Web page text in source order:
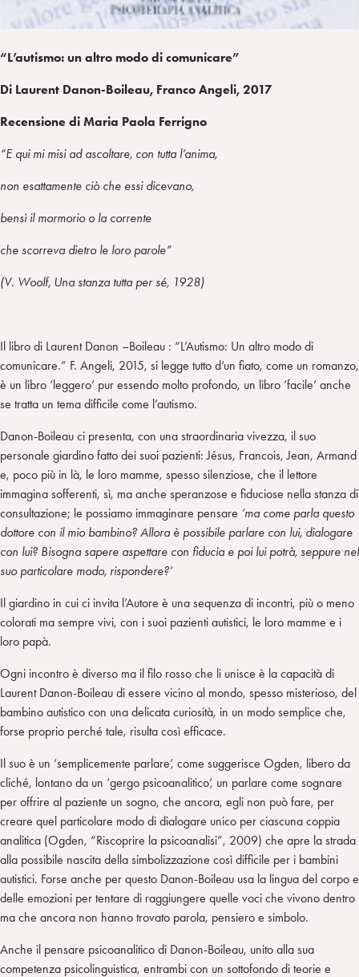
“L’autismo: un altro modo di comunicare”
Di Laurent Danon-Boileau, Franco Angeli, 2017
Recensione di Maria Paola Ferrigno
“E qui mi misi ad ascoltare, con tutta l’anima,
non esattamente ciò che essi dicevano,
bensì il mormorio o la corrente
che scorreva dietro le loro parole”
(V. Woolf, Una stanza tutta per sé, 1928)
Il libro di Laurent Danon –Boileau : “L’Autismo: Un altro modo di
comunicare.” F. Angeli, 2015, si legge tutto d’un fiato, come un romanzo,
è un libro ‘leggero’ pur essendo molto profondo, un libro ‘facile’ anche
se tratta un tema difficile come l’autismo.
Danon-Boileau ci presenta, con una straordinaria vivezza, il suo
personale giardino fatto dei suoi pazienti: Jésus, Francois, Jean, Armand
e, poco più in là, le loro mamme, spesso silenziose, che il lettore
immagina sofferenti, sì, ma anche speranzose e fiduciose nella stanza di
consultazione; le possiamo immaginare pensare ‘ma come parla questo
dottore con il mio bambino? Allora è possibile parlare con lui, dialogare
con lui? Bisogna sapere aspettare con fiducia e poi lui potrà, seppure nel
suo particolare modo, rispondere?’
Il giardino in cui ci invita l’Autore è una sequenza di incontri, più o meno
colorati ma sempre vivi, con i suoi pazienti autistici, le loro mamme e i
loro papà.
Ogni incontro è diverso ma il filo rosso che li unisce è la capacità di
Laurent Danon-Boileau di essere vicino al mondo, spesso misterioso, del
bambino autistico con una delicata curiosità, in un modo semplice che,
forse proprio perché tale, risulta così efficace.
Il suo è un ‘semplicemente parlare’, come suggerisce Ogden, libero da
cliché, lontano da un ‘gergo psicoanalitico’, un parlare come sognare
per offrire al paziente un sogno, che ancora, egli non può fare, per
creare quel particolare modo di dialogare unico per ciascuna coppia
analitica (Ogden, “Riscoprire la psicoanalisi”, 2009) che apre la strada
alla possibile nascita della simbolizzazione così difficile per i bambini
autistici. Forse anche per questo Danon-Boileau usa la lingua del corpo e
delle emozioni per tentare di raggiungere quelle voci che vivono dentro
ma che ancora non hanno trovato parola, pensiero e simbolo.
Anche il pensare psicoanalitico di Danon-Boileau, unito alla sua
competenza psicolinguistica, entrambi con un sottofondo di teorie e